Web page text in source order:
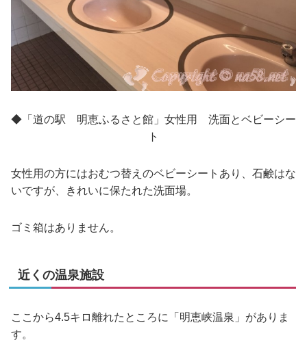
◆「道の駅 明恵ふるさと館」女性用 洗面とベビーシー
ト
女性用の方にはおむつ替えのベビーシートあり、石鹸はな
いですが、きれいに保たれた洗面場。
ゴミ箱はありません。
近くの温泉施設
ここから4.5キロ離れたところに「明恵峡温泉」がありま
す。